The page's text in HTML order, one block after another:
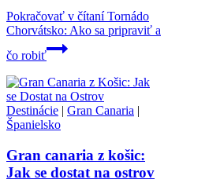
Pokračovať v čítaníTornádo
Chorvátsko: Ako sa pripraviť a
čo robiť
Destinácie | Gran Canaria |
Španielsko
Gran canaria z košic:
Jak se dostat na ostrov